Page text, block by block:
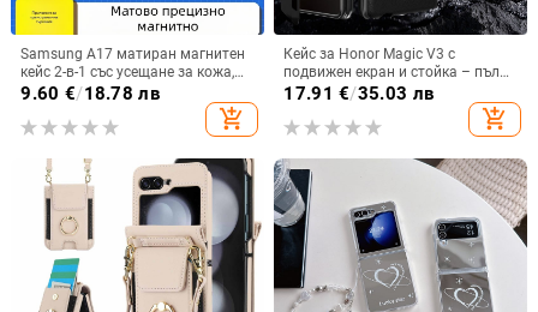
Samsung A17 матиран магнитен
кейс 2-в-1 със усещане за кожа,
удароустойчива обвивка от
червено, лилаво, синьо, черно
9.60 €/18.78 лв
add_shopping_cart
Кейс за Honor Magic V3 с
подвижен екран и стойка – пълна
защита, удароустойчив, против
имитационна кожа, прецизна
17.91 €/35.03 лв
add_shopping_cart